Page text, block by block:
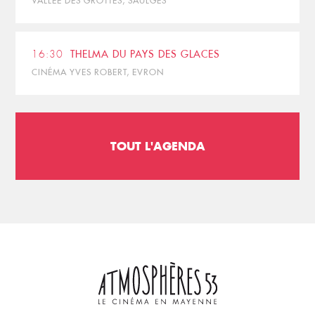
16:30 THELMA DU PAYS DES GLACES
CINÉMA YVES ROBERT, EVRON
TOUT L'AGENDA